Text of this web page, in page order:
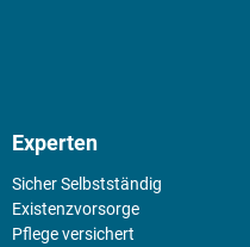
Experten
Sicher Selbstständig
Existenz­vorsorge
Pflege versichert